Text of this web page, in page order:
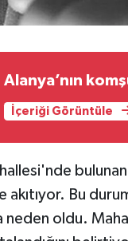
Alanya’nın
İçeriği Görüntüle
Bu
neden oldu.